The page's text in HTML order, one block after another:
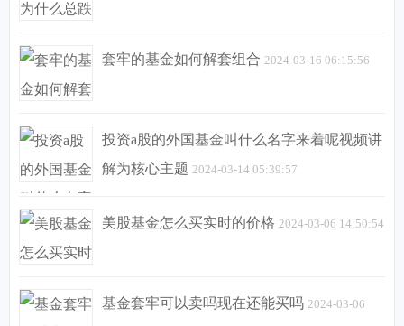
套牢的基金如何解套组合 2024-03-16 06:15:56
投资a股的外国基金叫什么名字来着呢视频讲
解为核心主题 2024-03-14 05:39:57
美股基金怎么买实时的价格 2024-03-06 14:50:54
基金套牢可以卖吗现在还能买吗 2024-03-06